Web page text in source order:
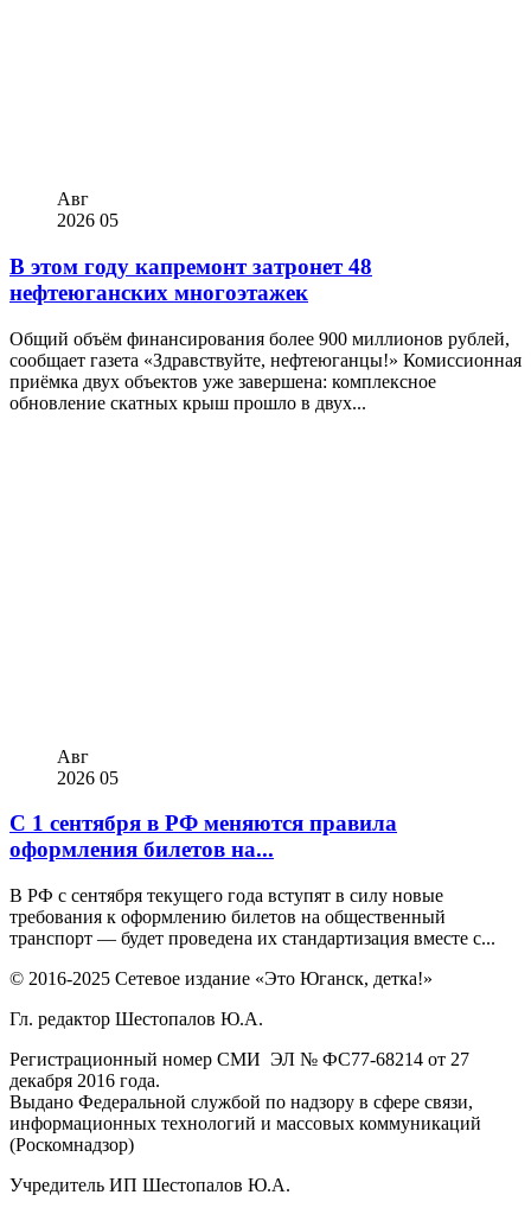
Авг
2026 05
В этом году капремонт затронет 48
нефтеюганских многоэтажек
Общий объём финансирования более 900 миллионов рублей,
сообщает газета «Здравствуйте, нефтеюганцы!» Комиссионная
приёмка двух объектов уже завершена: комплексное
обновление скатных крыш прошло в двух...
Авг
2026 05
С 1 сентября в РФ меняются правила
оформления билетов на...
В РФ с сентября текущего года вступят в силу новые
требования к оформлению билетов на общественный
транспорт — будет проведена их стандартизация вместе с...
© 2016-2025 Сетевое издание «Это Юганск, детка!»
Гл. редактор Шестопалов Ю.А.
Регистрационный номер СМИ ЭЛ № ФС77-68214 от 27
декабря 2016 года.
Выдано Федеральной службой по надзору в сфере связи,
информационных технологий и массовых коммуникаций
(Роскомнадзор)
Учредитель ИП Шестопалов Ю.А.